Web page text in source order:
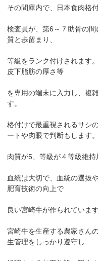
その間庫内で、日本食肉格
検査員が、第6～７助骨の
質と歩留まり、
等級をランク付けされます
皮下脂肪の厚さ等
を専用の端末に入力し、複
す。
格付けで最重視されるサシ
ートや肉眼で判断もします。
肉質が5、等級が４等級維持
血統は大切で、血統の選抜
肥育技術の向上で
良い宮崎牛が作られています
宮崎牛を生産する農家さん
生管理をしっかり遵守し